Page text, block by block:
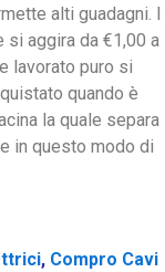
alti guadagni. I
si aggira da €1,00 a
lavorato puro si
quando è
la quale separa
in questo modo di
, Compro Cavi